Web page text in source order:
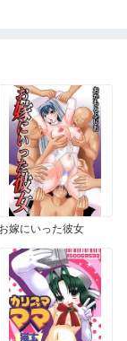
お嫁にいった彼女